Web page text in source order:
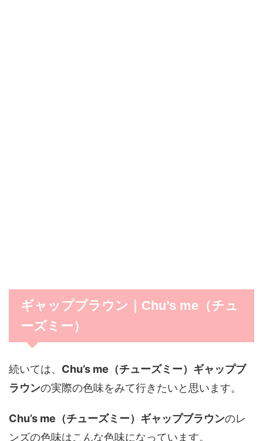
ギャップブラウン｜Chu’s me（チュ
ーズミー）
続いては、 Chu’s me（チューズミー）ギャップブ
ラウンの実際の色味をみて行きたいと思います。
Chu’s me（チューズミー）ギャップブラウンのレ
ンズの色味はこんな色味になっています。